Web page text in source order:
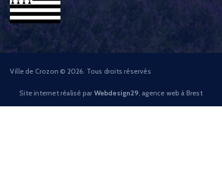
Ville de Crozon © 2026. Tous droits réservés
Site internet réalisé par Webdesign29 , agence web à Brest